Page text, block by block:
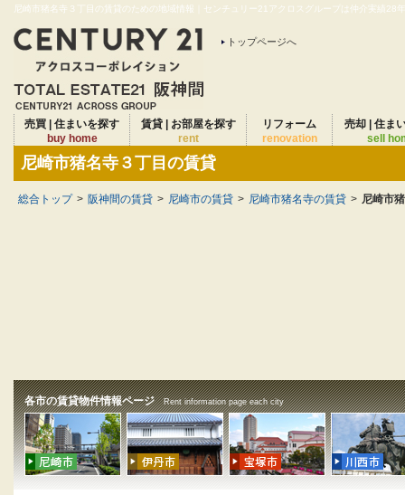
尼崎市猪名寺３丁目の賃貸のための地域情報｜センチュリー21アクロスグループは仲介実績28
トップページへ
売買 | 住まいを探す
buy home
賃貸 | お部屋を探す
rent
リフォーム
renovation
売却 | 住ま
sell
尼崎市猪名寺３丁目の賃貸
総合トップ > 阪神間の賃貸 > 尼崎市の賃貸 > 尼崎市猪名寺の賃貸 > 尼崎市
各市の賃貸物件情報ページ Rent information page each city